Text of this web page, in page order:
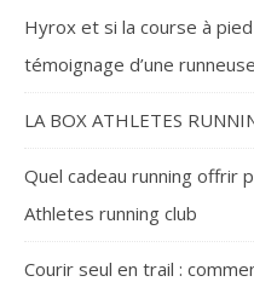
Hyrox et si la course à
témoignage d’une
LA BOX ATHLETES
Quel cadeau running offrir
Athletes running club
Courir seul en trail :